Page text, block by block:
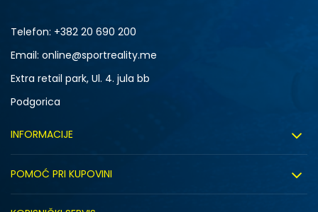
Telefon: +382 20 690 200
Email: online@sportreality.me
Extra retail park, Ul. 4. jula bb
Podgorica
INFORMACIJE
POMOĆ PRI KUPOVINI